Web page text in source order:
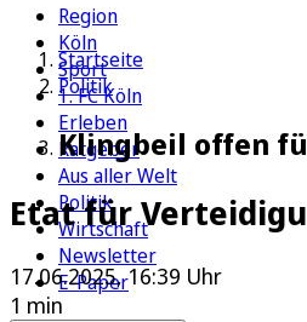
Region
Köln
Sport
1. FC Köln
Erleben
Ratgeber
Aus aller Welt
Politik
Wirtschaft
Newsletter
E-Paper
Startseite
Politik
Klingbeil offen
Etat für
17.06.2025, 16:39 Uhr
1 min